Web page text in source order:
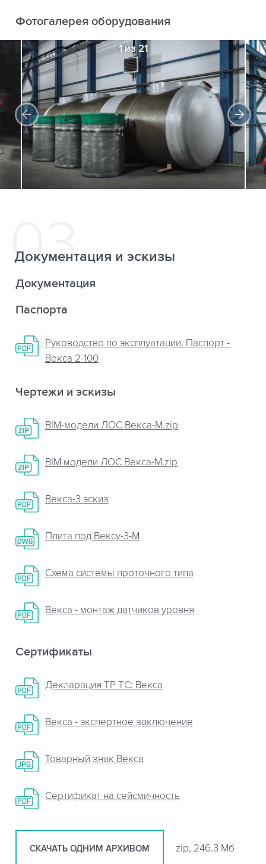
Фотогалерея оборудования
1 из 21
Документация и эскизы
Документация
Паспорта
Руководство по эксплуатации. Паспорт -
Векса 2-100
Чертежи и эскизы
BIM-модели ЛОС Векса-М.zip
BIM модели ЛОС Векса-М.zip
Векса-3 эскиз
Плита пoд Вексу-3-М
Схема системы проточного типа
Векса - монтаж датчиков уровня
Сертификаты
Декларация ТР ТС: Векса
Векса - экспертное заключение
Товарный знак Векса
Сертификат на сейсмичность
СКАЧАТЬ ОДНИМ АРХИВОМ zip, 246.3 Мб